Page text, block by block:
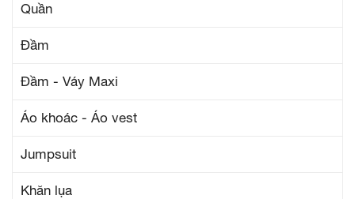
Quần
Đầm
Đầm - Váy Maxi
Áo khoác - Áo vest
Jumpsuit
Khăn lụa